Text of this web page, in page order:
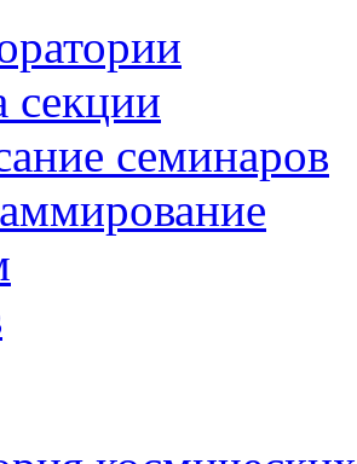
секции
семинаров